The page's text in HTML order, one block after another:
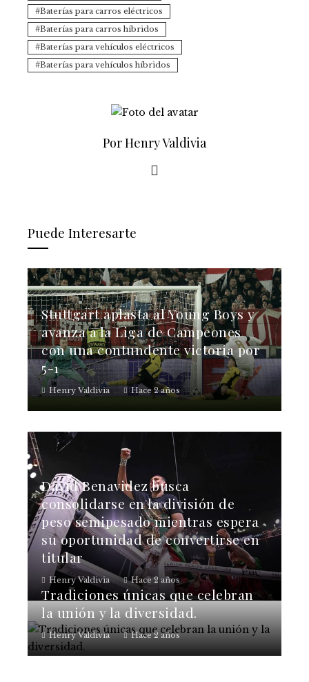
Baterías para carros eléctricos
Baterías para carros híbridos
Baterías para vehículos eléctricos
Baterías para vehículos híbridos
Por Henry Valdivia
Puede Interesarte
Stuttgart aplasta al Young Boys y
avanza a la Liga de Campeones
con una contundente victoria por
5-1
Henry Valdivia Hace 2 años
David Benavidez busca
consolidarse en la división de
peso semipesado mientras espera
su oportunidad de convertirse en
titular
Henry Valdivia Hace 2 años
Tradiciones únicas que celebran
la unión y la diversidad.
Henry Valdivia Hace 2 años